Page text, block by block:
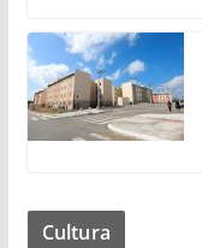
Cultura